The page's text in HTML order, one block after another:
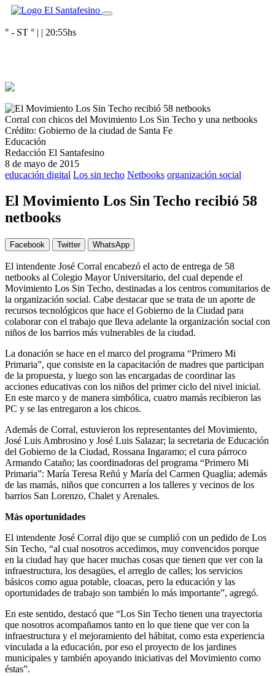
° - ST ° | | 20:55hs
Corral con chicos del Movimiento Los Sin Techo y una netbooks
Crédito: Gobierno de la ciudad de Santa Fe
Educación
Redacción El Santafesino
8 de mayo de 2015
educación digital Los sin techo Netbooks organización social
El Movimiento Los Sin Techo recibió 58
netbooks
Facebook Twitter WhatsApp
El intendente José Corral encabezó el acto de entrega de 58
netbooks al Colegio Mayor Universitario, del cual depende el
Movimiento Los Sin Techo, destinadas a los centros comunitarios de
la organización social. Cabe destacar que se trata de un aporte de
recursos tecnológicos que hace el Gobierno de la Ciudad para
colaborar con el trabajo que lleva adelante la organización social con
niños de los barrios más vulnerables de la ciudad.
La donación se hace en el marco del programa “Primero Mi
Primaria”, que consiste en la capacitación de madres que participan
de la propuesta, y luego son las encargadas de coordinar las
acciones educativas con los niños del primer ciclo del nivel inicial.
En este marco y de manera simbólica, cuatro mamás recibieron las
PC y se las entregaron a los chicos.
Además de Corral, estuvieron los representantes del Movimiento,
José Luis Ambrosino y José Luis Salazar; la secretaria de Educación
del Gobierno de la Ciudad, Rossana Ingaramo; el cura párroco
Armando Cataño; las coordinadoras del programa “Primero Mi
Primaria”: María Teresa Reñú y María del Carmen Quaglia; además
de las mamás, niños que concurren a los talleres y vecinos de los
barrios San Lorenzo, Chalet y Arenales.
Más oportunidades
El intendente José Corral dijo que se cumplió con un pedido de Los
Sin Techo, “al cual nosotros accedimos, muy convencidos porque
en la ciudad hay que hacer muchas cosas que tienen que ver con la
infraestructura, los desagües, el arreglo de calles; los servicios
básicos como agua potable, cloacas, pero la educación y las
oportunidades de trabajo son también lo más importante”, agregó.
En este sentido, destacó que “Los Sin Techo tienen una trayectoria
que nosotros acompañamos tanto en lo que tiene que ver con la
infraestructura y el mejoramiento del hábitat, como esta experiencia
vinculada a la educación, por eso el proyecto de los jardines
municipales y también apoyando iniciativas del Movimiento como
éstas”.